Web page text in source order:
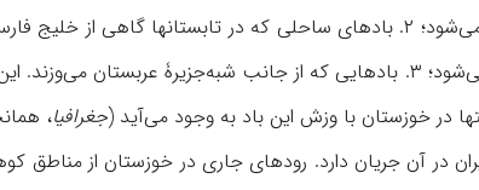
درمی‌آید. وزش این باد باعث کاهش دما در نواحی مرکزی خوزستان می‌شود؛ ۲. بادهای ساحلی که در
با خود به جلگه‌های گرم خوزستان می‌آورند. این باد، شرجی نامیده می‌شود؛ ۳. بادهایی که از جانب
در خوزستان با وزش این باد به وجود می‌آید (جغرافیا،
رودهای ایران در آن جریان دارد. رودهای جاری در خوزستان از